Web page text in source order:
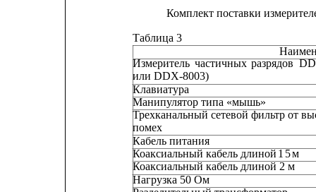
Комплект поставки
Таблица 3
Измеритель частичных разрядов
или DDX-8003)
Клавиатура
Манипулятор типа «мышь»
Трехканальный сетевой фильтр от
помех
Кабель питания
Коаксиальный кабель длиной 1 5м
Коаксиальный кабель длиной 2 м
Нагрузка 50 Ом